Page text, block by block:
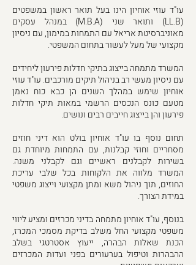
עו"ד עוזי אוחיון הינו בעל תואר ראשון במשפטים
(LL.B) ותואר שני (M.B.A) במנהל עסקים
מאוניברסיטת אריאל עם התמחות במימון, עם ניסיון
מקצועי של מעל לעשור בתחום המשפטי.
המשרד מתמחה בייצוג בתיקי חדלות פירעון ליחידים
עם ניסיון מעשי רב בניהול תיקים מורכבים. עו"ד עוזי
אוחיון שימש במהלך השנים הן כבא כוח נאמן
מטעם כונס הנכסים הרשמי במאות תיקי חדלות
פירעון והן בייצוג חייבים רבים ונושים.
תחום נוסף בו עו"ד אוחיון בולט הוא דיני חוזים
מסחריים וחוזי קבלנות, עם התמחות מיוחדת גם
בשירות לקבלנים ראשיים וגם לקבלני משנה.
המשרד מלווה את הלקוחות בכל שלבי עריכת
החוזים, תוך ניהול משא ומתן מקצועי וייצוג משפטי
במידת הצורך.
בנוסף, עו"ד אוחיון מתמחה בדיני מכרזים ומציע ליווי
משפטי מקצועי החל משלב בדיקת מסמכי המכרז,
הכנת שאלות הבהרה, ייעוץ אסטרטגי בשלב
ההבהרות וטיפול בערעורים בפני ועדות המכרזים